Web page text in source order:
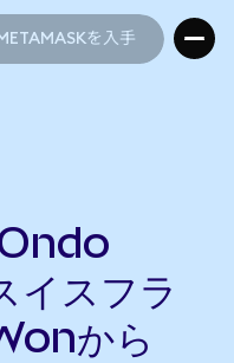
を入手
スフラ
から